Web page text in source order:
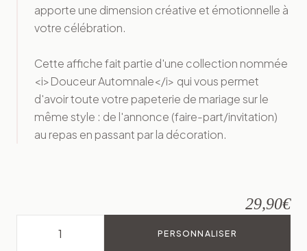
apporte une dimension créative et émotionnelle à
votre célébration.
Cette affiche fait partie d'une collection nommée
<i>Douceur Automnale</i> qui vous permet
d'avoir toute votre papeterie de mariage sur le
même style : de l'annonce (faire-part/invitation)
au repas en passant par la décoration.
29,90€
PERSONNALISER